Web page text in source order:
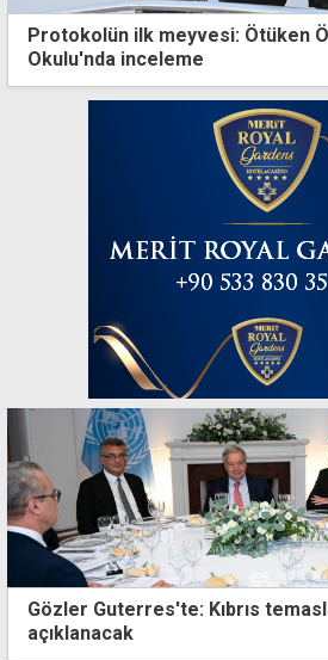
Protokolün ilk meyvesi: Ötüken
Okulu'nda inceleme
Gözler Guterres'te: Kıbrıs
açıklanacak